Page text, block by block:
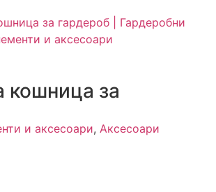
кошница за
и аксесоари, Аксесоари